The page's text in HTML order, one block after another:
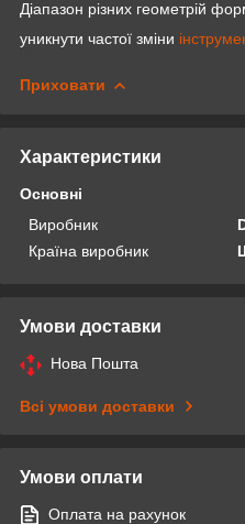
Діапазон різних геометрій
уникнути частої зміни
Приховати
Характеристики
Основні
Виробник
Країна виробник
Умови доставки
Нова Пошта
Всі умови доставки
Умови оплати
Оплата на рахунок